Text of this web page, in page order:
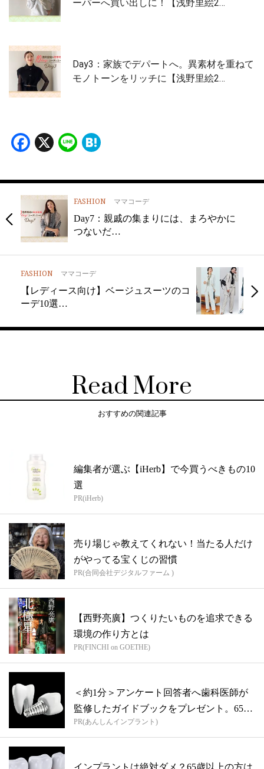
ーパーへ買い出しに！【浅野里絵2…
Day3：家族でデパートへ。異素材を重ねて
モノトーンをリッチに【浅野里絵2…
Facebook
X Line
FASHION ママコーデ
Day7：親戚の集まりには、まろやかに
つないだ…
FASHION ママコーデ
【レディース向け】ベージュスーツのコ
ーデ10選…
Read More
おすすめの関連記事
編集者が選ぶ【iHerb】で今買うべきもの10
選
PR(iHerb)
売り場じゃ教えてくれない！当たる人だけ
がやってる宝くじの習慣
PR(合同会社デジタルファーム )
【西野亮廣】つくりたいものを追求できる
環境の作り方とは
PR(FINCHI on GOETHE)
＜約1分＞アンケート回答者へ歯科医師が
監修したガイドブックをプレゼント。65歳
以...
PR(あんしんインプラント)
インプラントは絶対ダメ？65歳以上の方は